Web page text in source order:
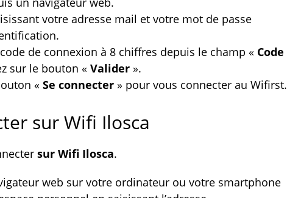
votre adresse mail et votre mot de passe
de connexion à 8 chiffres depuis le champ « Code
sur le bouton « Valider ».
« Se connecter » pour vous connecter au Wifirst.
sur Wifi Ilosca
sur Wifi Ilosca.
web sur votre ordinateur ou votre smartphone